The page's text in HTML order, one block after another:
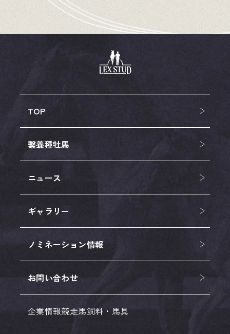
TOP
繋養種牡馬
ニュース
ギャラリー
ノミネーション情報
お問い合わせ
企業情報競走馬飼料・馬具